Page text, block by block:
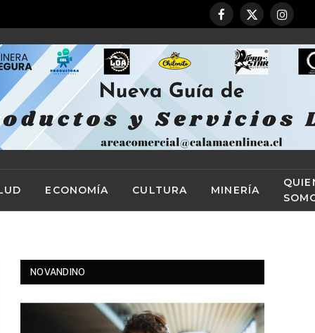
Facebook
X
ECONOMÍA CULTURA MINERÍA
NOVANDINO